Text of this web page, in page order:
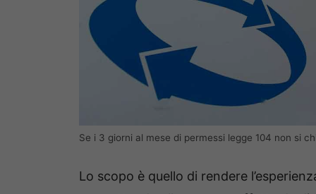
Se i 3 giorni al mese di permessi legge 104 non si
Lo scopo è quello di rendere